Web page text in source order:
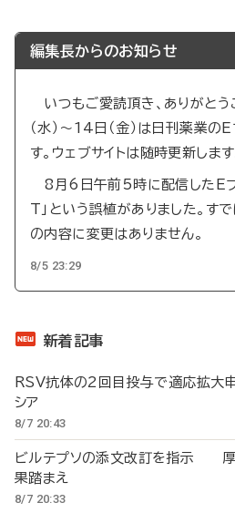
編集長からのお知らせ
いつもご愛読頂き、ありがとう
（水）～14日（金）は日刊薬業の
す。ウェブサイトは随時更新します
8月6日午前5時に配信したEブ
T」という誤植がありました。す
の内容に変更はありません。
8/5 23:29
新着記事
RSV抗体の2回目投与で適応拡
シア
8/7 20:43
ビルテプソの添文改訂を指示
果踏まえ
8/7 20:33